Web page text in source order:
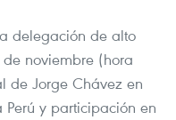
delegación de alto
noviembre (hora
de Jorge Chávez en
y participación en